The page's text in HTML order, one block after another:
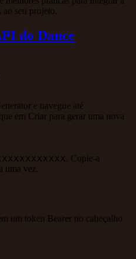
seu projeto.
do Dance
e navegue até
em Criar para gerar uma nova
. Copie-a
uma vez.
um token Bearer no cabeçalho